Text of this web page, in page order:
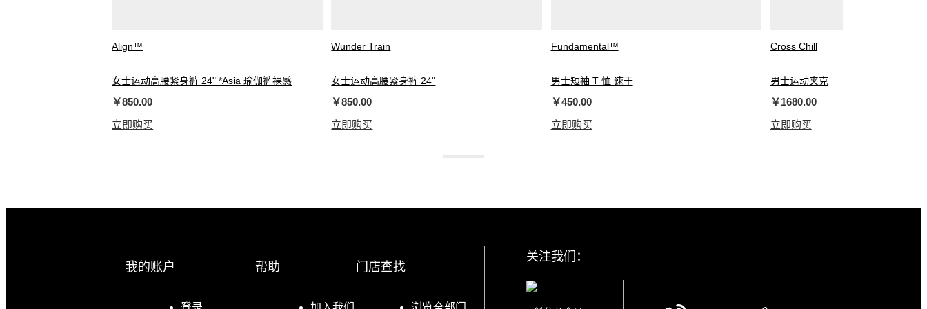
Align™
女士运动高腰紧身裤 24" *Asia 瑜伽裤裸感
￥850.00
立即购买
Wunder Train
女士运动高腰紧身裤 24"
￥850.00
立即购买
Fundamental™
男士短袖 T 恤 速干
￥450.00
立即购买
Cross Chill
男士运动夹克
￥1680.00
立即购买
我的账户 帮助 门店查找
关注我们：